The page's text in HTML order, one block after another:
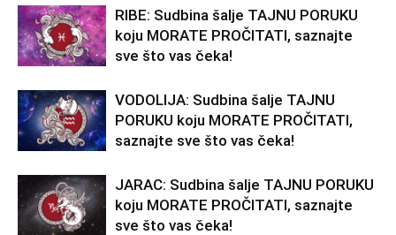
RIBE: Sudbina šalje TAJNU PORUKU
koju MORATE PROČITATI, saznajte
sve što vas čeka!
VODOLIJA: Sudbina šalje TAJNU
PORUKU koju MORATE PROČITATI,
saznajte sve što vas čeka!
JARAC: Sudbina šalje TAJNU PORUKU
koju MORATE PROČITATI, saznajte
sve što vas čeka!